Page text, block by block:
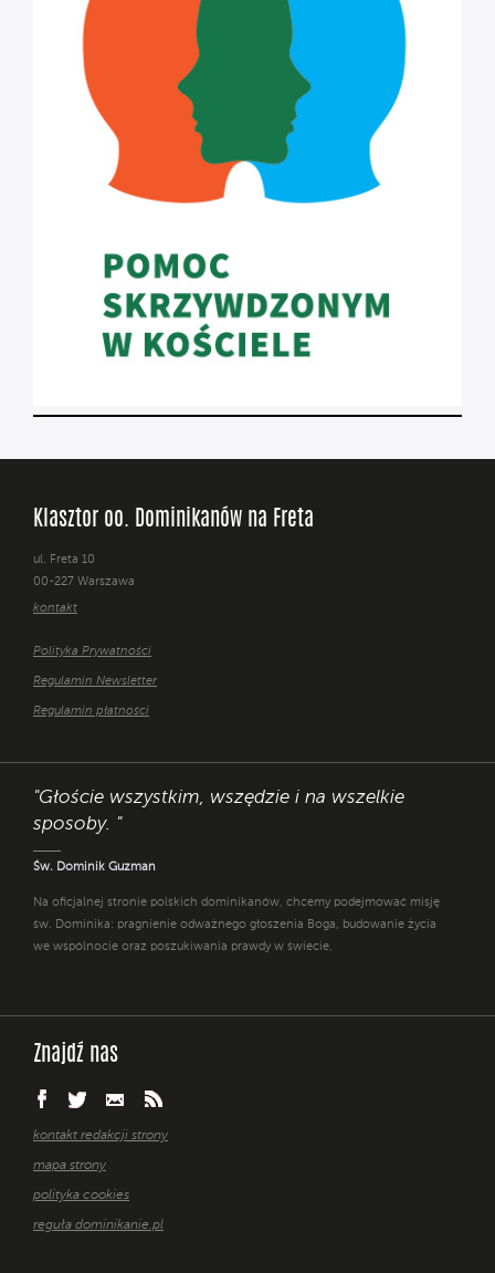
Klasztor oo. Dominikanów na Freta
ul. Freta 10
00-227 Warszawa
kontakt
Polityka Prywatności
Regulamin Newsletter
Regulamin płatności
"Głoście wszystkim, wszędzie i na wszelkie
sposoby. "
Św. Dominik Guzman
Na oficjalnej stronie polskich dominikanów, chcemy podejmować misję
św. Dominika: pragnienie odważnego głoszenia Boga, budowanie życia
we wspólnocie oraz poszukiwania prawdy w świecie.
Znajdź nas
kontakt redakcji strony
mapa strony
polityka cookies
reguła dominikanie.pl